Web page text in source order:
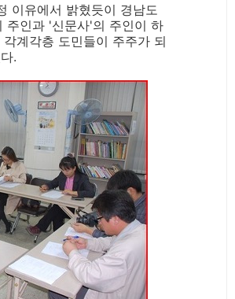
이유에서 밝혔듯이 경남도
주인과 '신문사'의 주인이 하
계각층 도민들이 주주가 되
.